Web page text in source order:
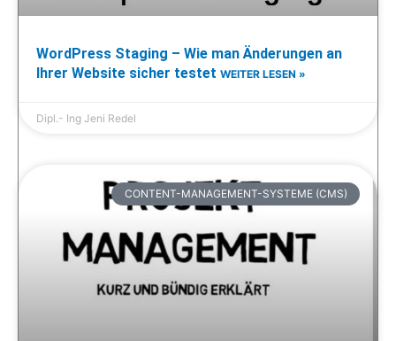
WordPress Staging – Wie man Änderungen an
Ihrer Website sicher testet WEITER LESEN »
Dipl.- Ing Jeni Redel
CONTENT-MANAGEMENT-SYSTEME (CMS)